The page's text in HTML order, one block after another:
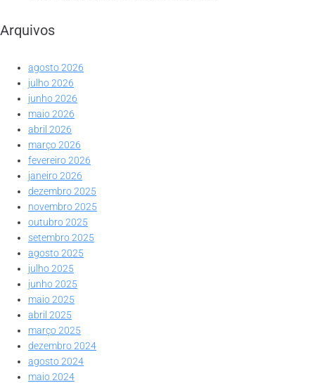
Arquivos
agosto 2026
julho 2026
junho 2026
maio 2026
abril 2026
março 2026
fevereiro 2026
janeiro 2026
dezembro 2025
novembro 2025
outubro 2025
setembro 2025
agosto 2025
julho 2025
junho 2025
maio 2025
abril 2025
março 2025
dezembro 2024
agosto 2024
maio 2024